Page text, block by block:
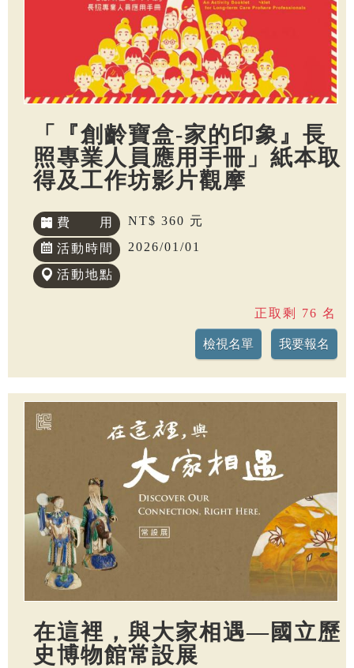
「『創齡寶盒-家的印象』長
照專業人員應用手冊」紙本取
得及工作坊影片觀摩
費 用 NT$ 360 元
活動時間 2026/01/01
活動地點
正取剩 76 名
在這裡，與大家相遇—國立歷
史博物館常設展